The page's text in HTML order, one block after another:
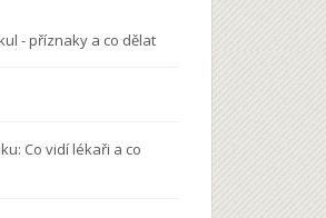
- příznaky a co dělat
Co vidí lékaři a co